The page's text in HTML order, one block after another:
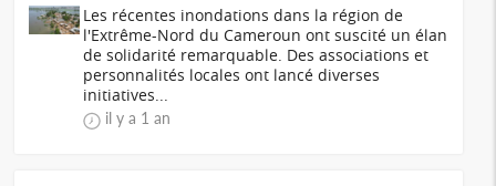
Les récentes inondations dans la région de
l'Extrême-Nord du Cameroun ont suscité un élan
de solidarité remarquable. Des associations et
personnalités locales ont lancé diverses
initiatives...
il y a 1 an